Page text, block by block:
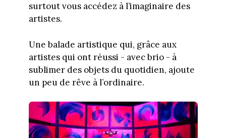
surtout vous accédez à l’imaginaire des
artistes.
Une balade artistique qui, grâce aux
artistes qui ont réussi - avec brio - à
sublimer des objets du quotidien, ajoute
un peu de rêve à l’ordinaire.